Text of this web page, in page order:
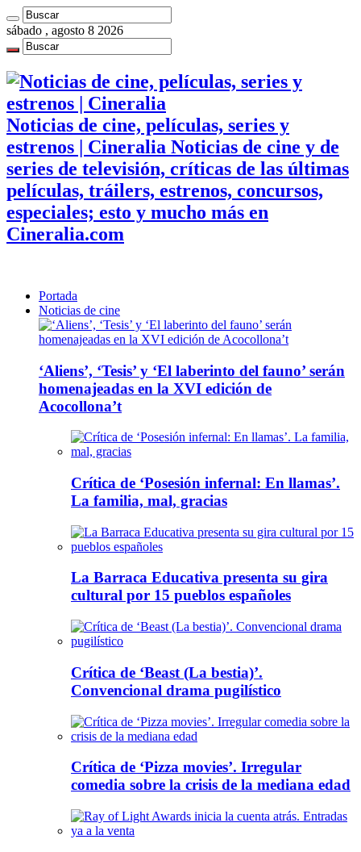
sábado , agosto 8 2026
Noticias de cine, películas, series y
estrenos | Cineralia Noticias de cine y de
series de televisión, críticas de las últimas
películas, tráilers, estrenos, concursos,
especiales; esto y mucho más en
Cineralia.com
Portada
Noticias de cine
‘Aliens’, ‘Tesis’ y ‘El laberinto del fauno’ serán
homenajeadas en la XVI edición de
Acocollona’t
Crítica de ‘Posesión infernal: En llamas’.
La familia, mal, gracias
La Barraca Educativa presenta su gira
cultural por 15 pueblos españoles
Crítica de ‘Beast (La bestia)’.
Convencional drama pugilístico
Crítica de ‘Pizza movies’. Irregular
comedia sobre la crisis de la mediana edad